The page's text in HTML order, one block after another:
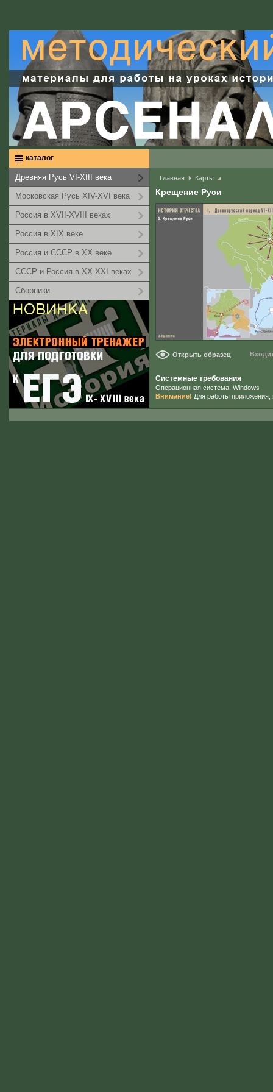
каталог
Древняя Русь VI-XIII века
Московская Русь XIV-XVI века
Россия в XVII-XVIII веках
Россия в XIX веке
Россия и СССР в XX веке
СССР и Россия в XX-XXI веках
Сборники
Главная Карты
Крещение Руси
Открыть образец
Системные требования
Операционная система: Windows
Внимание! Для работы приложения,